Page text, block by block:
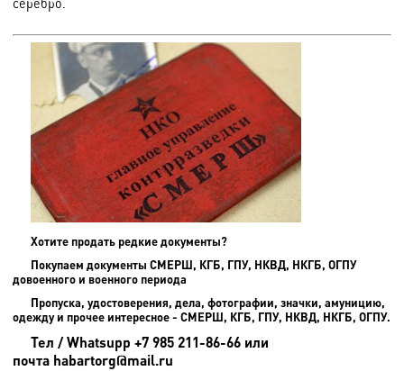
Хотите продать редкие документы?
Покупаем документы СМЕРШ, КГБ, ГПУ, НКВД, НКГБ, ОГПУ
довоенного и военного периода
Пропуска, удостоверения, дела, фотографии, значки, амуницию,
одежду и прочее интересное - СМЕРШ, КГБ, ГПУ, НКВД, НКГБ, ОГПУ.
Тел / Whatsupp +7 985 211-86-66 или
почта habartorg@mail.ru